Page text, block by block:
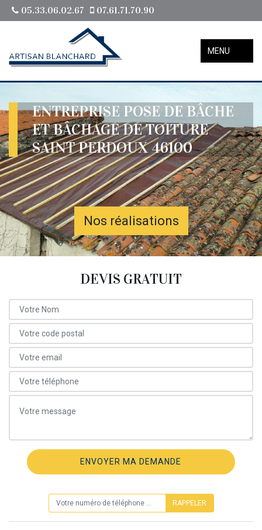
05.33.06.02.67 07.61.71.70.90
MENU
ENTREPRISE POSE DE BÂCHE
ET BÂCHAGE DE TOITURE
SAINT PERDOUX 46100
Nos réalisations
DEVIS GRATUIT